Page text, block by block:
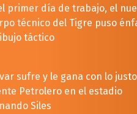
primer día de trabajo, el
técnico del Tigre puso
táctico
sufre y le gana con lo
Petrolero en el estadio
Siles